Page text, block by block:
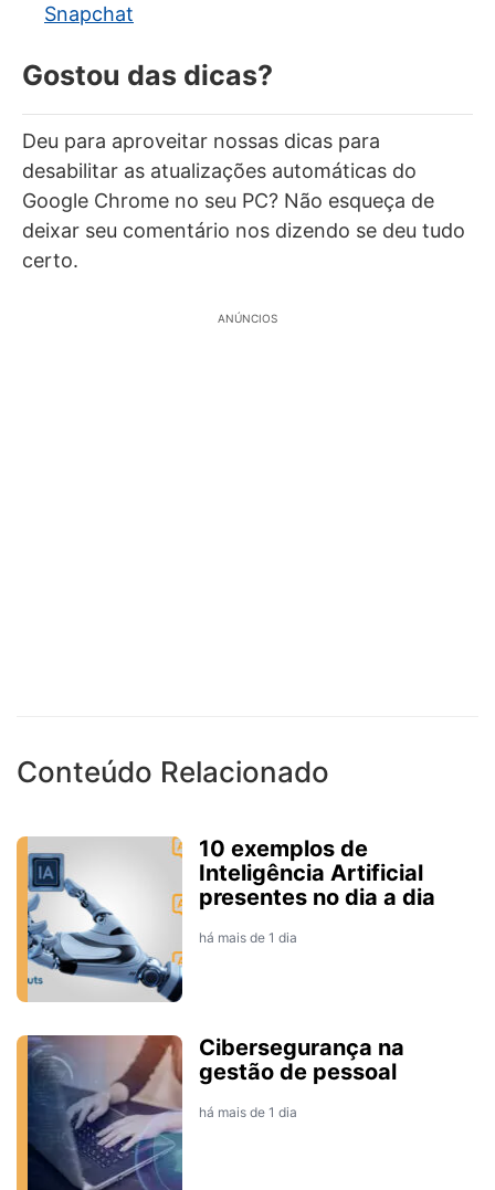
Snapchat
Gostou das dicas?
Deu para aproveitar nossas dicas para
desabilitar as atualizações automáticas do
Google Chrome no seu PC? Não esqueça de
deixar seu comentário nos dizendo se deu tudo
certo.
ANÚNCIOS
Conteúdo Relacionado
10 exemplos de
Inteligência Artificial
presentes no dia a dia
há mais de 1 dia
Cibersegurança na
gestão de pessoal
há mais de 1 dia